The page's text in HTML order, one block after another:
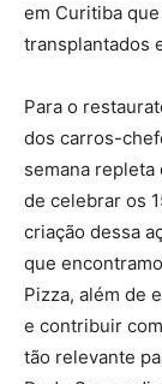
em Curitiba
transplantados
Para o
dos carros-
semana repleta
de celebrar os
criação dessa
que
Pizza, além de
e contribuir
tão relevante